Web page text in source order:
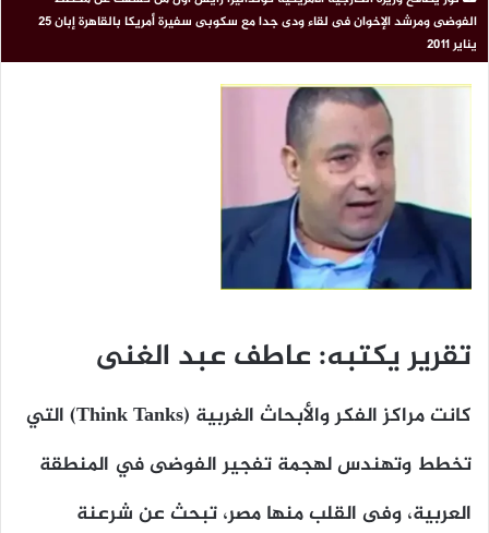
الفوضى ومرشد الإخوان فى لقاء ودى جدا مع سكوبى سفيرة أمريكا بالقاهرة إبان 25
يناير 2011
تقرير يكتبه: عاطف عبد الغنى
كانت مراكز الفكر والأبحاث الغربية (Think Tanks) التي
تخطط وتهندس لهجمة تفجير الفوضى في المنطقة
العربية، وفى القلب منها مصر، تبحث عن شرعنة